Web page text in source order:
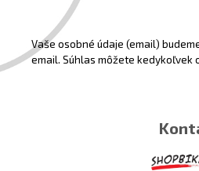
Vaše osobné údaje (email)
email. Súhlas môžete kedykoľvek